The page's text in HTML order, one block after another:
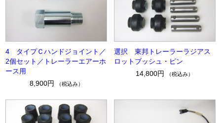
4 タイプＣハンドジョイント／
2個セット／トレーラーエアーホ
ース用
8,900円
（税込み）
選択 東邦トレーラーラジアス
ロットブッシュ・ピン
14,800円
（税込み）